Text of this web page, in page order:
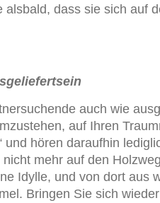
alsbald, dass sie sich auf
auch wie
auf Ihren
und hören daraufhin
mehr auf den
Idylle, und von dort aus
Bringen Sie sich